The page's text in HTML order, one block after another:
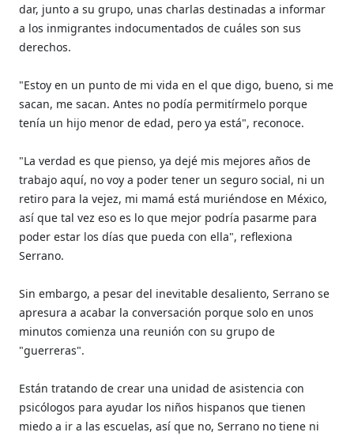
dar, junto a su grupo, unas charlas destinadas a informar
a los inmigrantes indocumentados de cuáles son sus
derechos.
"Estoy en un punto de mi vida en el que digo, bueno, si me
sacan, me sacan. Antes no podía permitírmelo porque
tenía un hijo menor de edad, pero ya está", reconoce.
"La verdad es que pienso, ya dejé mis mejores años de
trabajo aquí, no voy a poder tener un seguro social, ni un
retiro para la vejez, mi mamá está muriéndose en México,
así que tal vez eso es lo que mejor podría pasarme para
poder estar los días que pueda con ella", reflexiona
Serrano.
Sin embargo, a pesar del inevitable desaliento, Serrano se
apresura a acabar la conversación porque solo en unos
minutos comienza una reunión con su grupo de
"guerreras".
Están tratando de crear una unidad de asistencia con
psicólogos para ayudar los niños hispanos que tienen
miedo a ir a las escuelas, así que no, Serrano no tiene ni